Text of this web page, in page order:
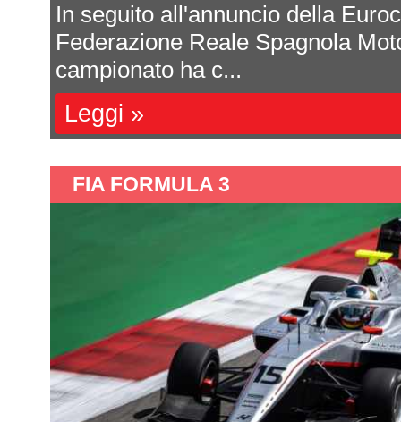
In seguito all'annuncio della
Federazione Reale Spagnola
campionato ha c...
Leggi »
FIA FORMULA 3